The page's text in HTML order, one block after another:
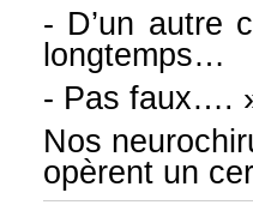
- D’un autre
longtemps…
- Pas faux….
Nos
opèrent un